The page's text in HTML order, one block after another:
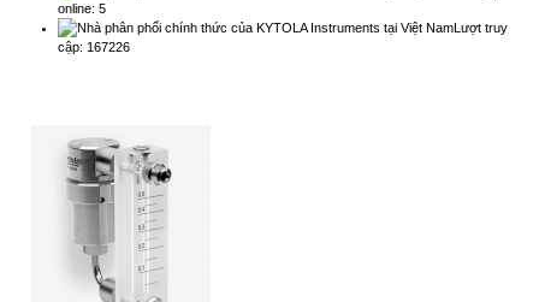
online: 5
Lượt truy
cập: 167226